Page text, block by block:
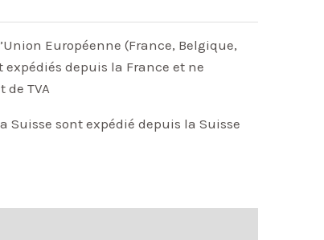
Européenne (France, Belgique,
depuis la France et ne
TVA
Suisse sont expédié depuis la Suisse